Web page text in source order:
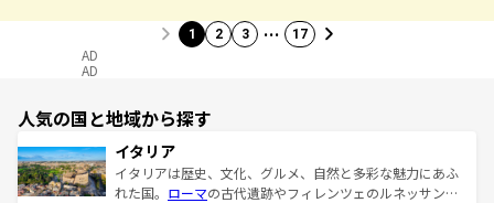
1 2 3 … 17
AD
AD
人気の国と地域から探す
イタリア
イタリアは歴史、文化、グルメ、自然と多彩な魅力にあふ
れた国。 ローマの古代遺跡やフィレンツェのルネッサンス